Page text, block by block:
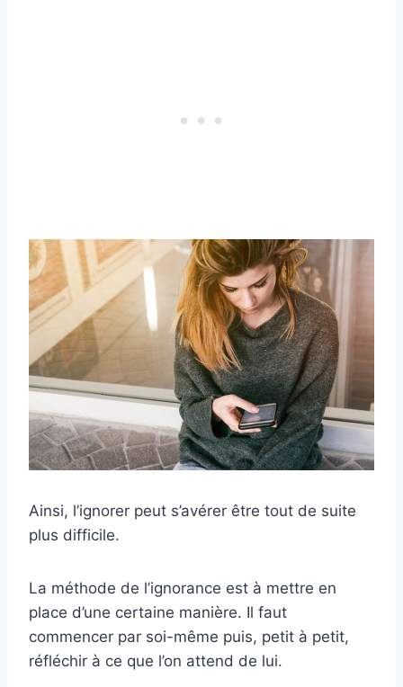
Ainsi, l’ignorer peut s’avérer être tout de suite
plus difficile.
La méthode de l’ignorance est à mettre en
place d’une certaine manière. Il faut
commencer par soi-même puis, petit à petit,
réfléchir à ce que l’on attend de lui.